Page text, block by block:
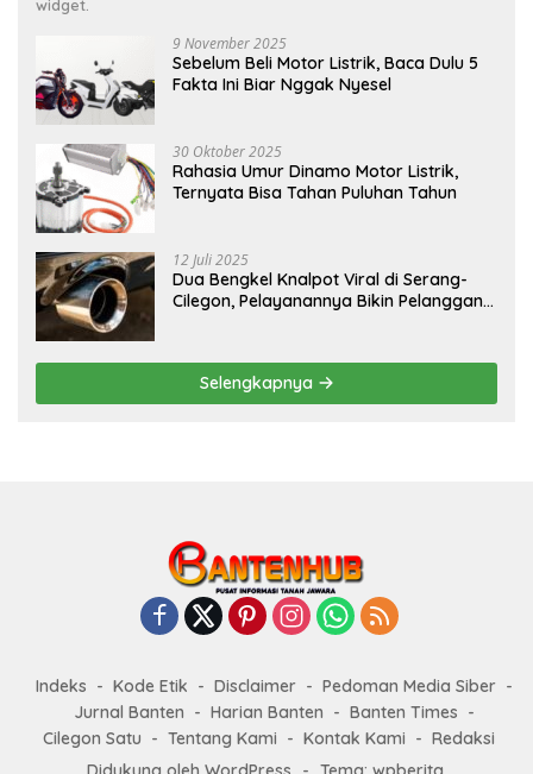
widget.
9 November 2025
Sebelum Beli Motor Listrik, Baca Dulu 5
Fakta Ini Biar Nggak Nyesel
30 Oktober 2025
Rahasia Umur Dinamo Motor Listrik,
Ternyata Bisa Tahan Puluhan Tahun
12 Juli 2025
Dua Bengkel Knalpot Viral di Serang-
Cilegon, Pelayanannya Bikin Pelanggan
Selengkapnya
Indeks Kode Etik Disclaimer
Pedoman Media Siber
Jurnal Banten
Harian Banten
Banten Times
Cilegon Satu
Tentang Kami Kontak Kami
Redaksi